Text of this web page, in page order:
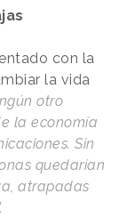
con la
la vida
otro
la economía
Sin
quedarían
atrapadas